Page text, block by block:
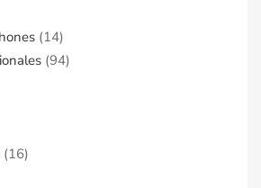
(14)
(94)
(16)